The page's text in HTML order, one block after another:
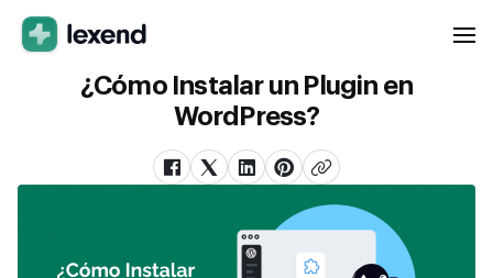
¿Cómo Instalar un Plugin en
WordPress?